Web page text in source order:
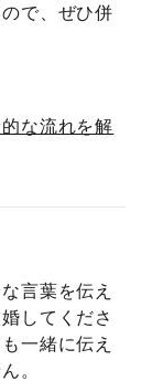
で、ぜひ併
な流れを解
言葉を伝え
してくださ
一緒に伝え
。